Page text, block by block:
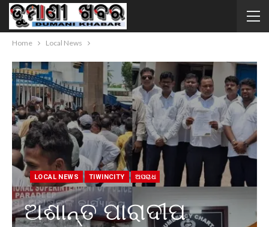
Home Local News
LOCAL NEWS TIWINCITY ଅପରାଧ
ଅଶାନ୍ତ ପାରାଦୀପ